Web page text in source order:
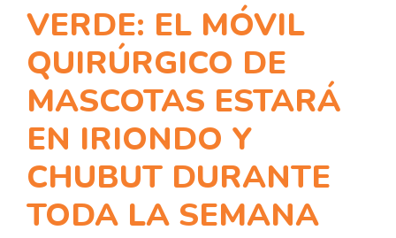
VERDE: EL MÓVIL
QUIRÚRGICO DE
MASCOTAS ESTARÁ
EN IRIONDO Y
CHUBUT DURANTE
TODA LA SEMANA